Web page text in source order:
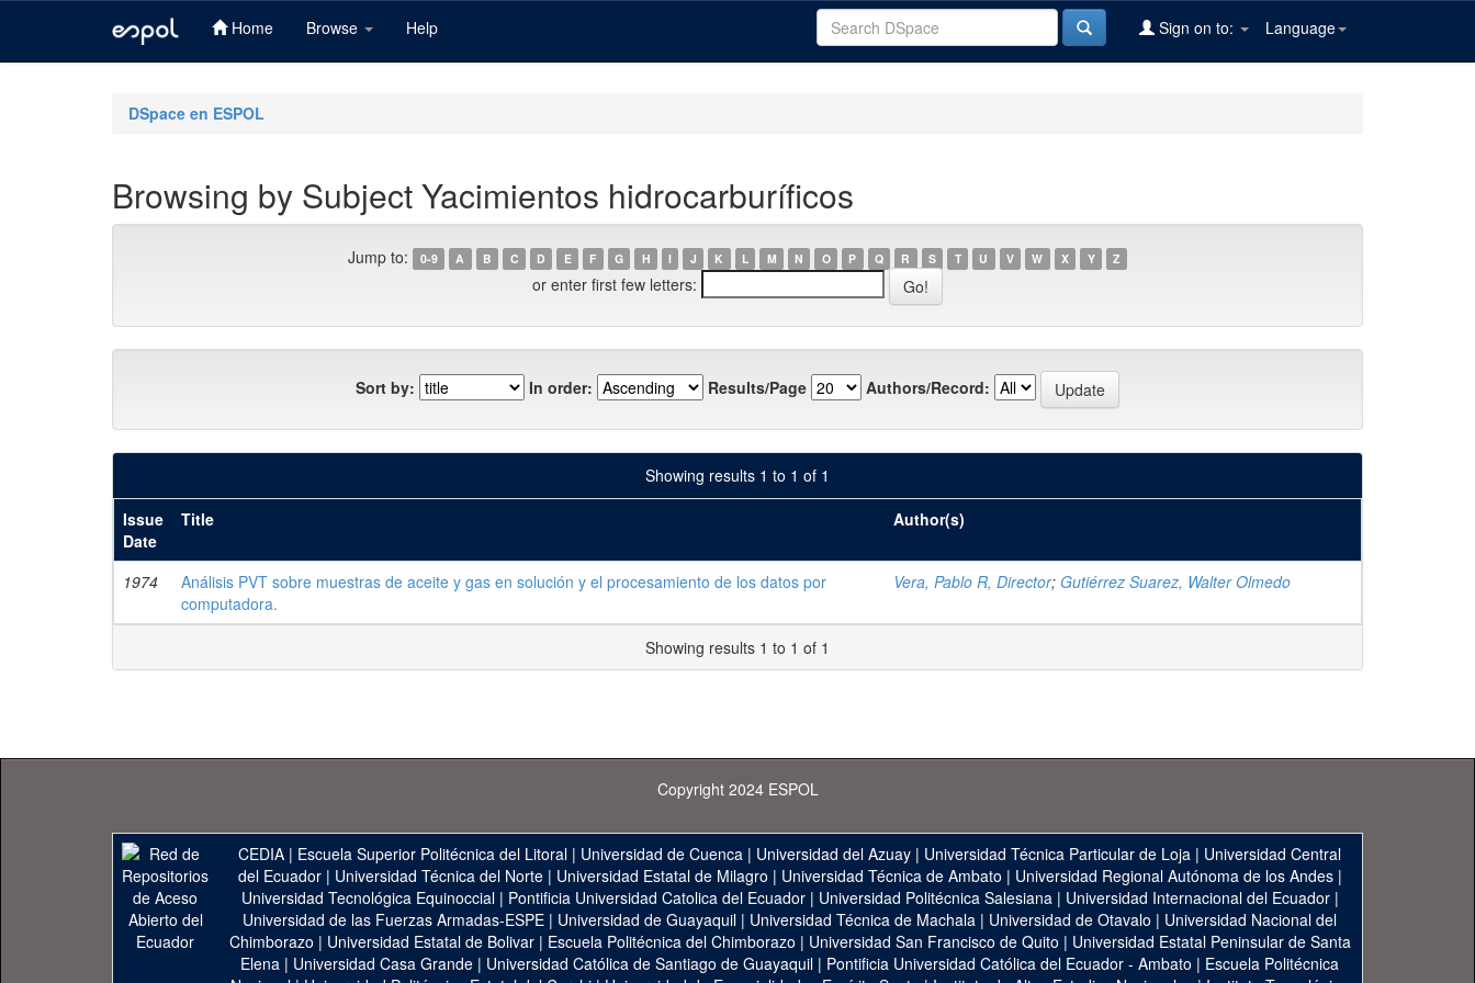
Home Browse Help Language
Sign on to:
DSpace en ESPOL
Browsing by Subject Yacimientos hidrocarburíficos
Jump to: 0-9 A B C D E F G H I J K L M N O P Q R S T U V W X Y Z
or enter first few letters:
Sort by: In order: Results/Page Authors/Record:
Showing results 1 to 1 of 1
Issue
Date
Title Author(s)
1974
Análisis PVT sobre muestras de aceite y gas en solución y el procesamiento de los datos por
computadora.
Vera, Pablo R, Director; Gutiérrez Suarez, Walter Olmedo
Showing results 1 to 1 of 1
Copyright 2024 ESPOL
CEDIA | Escuela Superior Politécnica del Litoral | Universidad de Cuenca | Universidad del Azuay | Universidad Técnica Particular de Loja | Universidad Central
del Ecuador| Universidad Técnica del Norte| Universidad Estatal de Milagro | Universidad Técnica de Ambato | Universidad Regional Autónoma de los Andes|
Universidad Tecnológica Equinoccial| Pontificia Universidad Catolica del Ecuador| Universidad Politécnica Salesiana| Universidad Internacional del Ecuador|
Universidad de las Fuerzas Armadas-ESPE | Universidad de Guayaquil | Universidad Técnica de Machala | Universidad de Otavalo | Universidad Nacional del
Chimborazo | Universidad Estatal de Bolivar| Escuela Politécnica del Chimborazo | Universidad San Francisco de Quito | Universidad Estatal Peninsular de Santa
Elena | Universidad Casa Grande | Universidad Católica de Santiago de Guayaquil | Pontificia Universidad Católica del Ecuador - Ambato | Escuela Politécnica